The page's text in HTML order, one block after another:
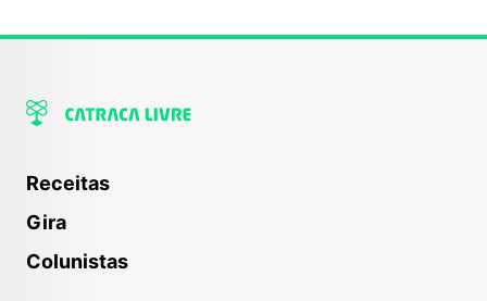
Receitas
Gira
Colunistas